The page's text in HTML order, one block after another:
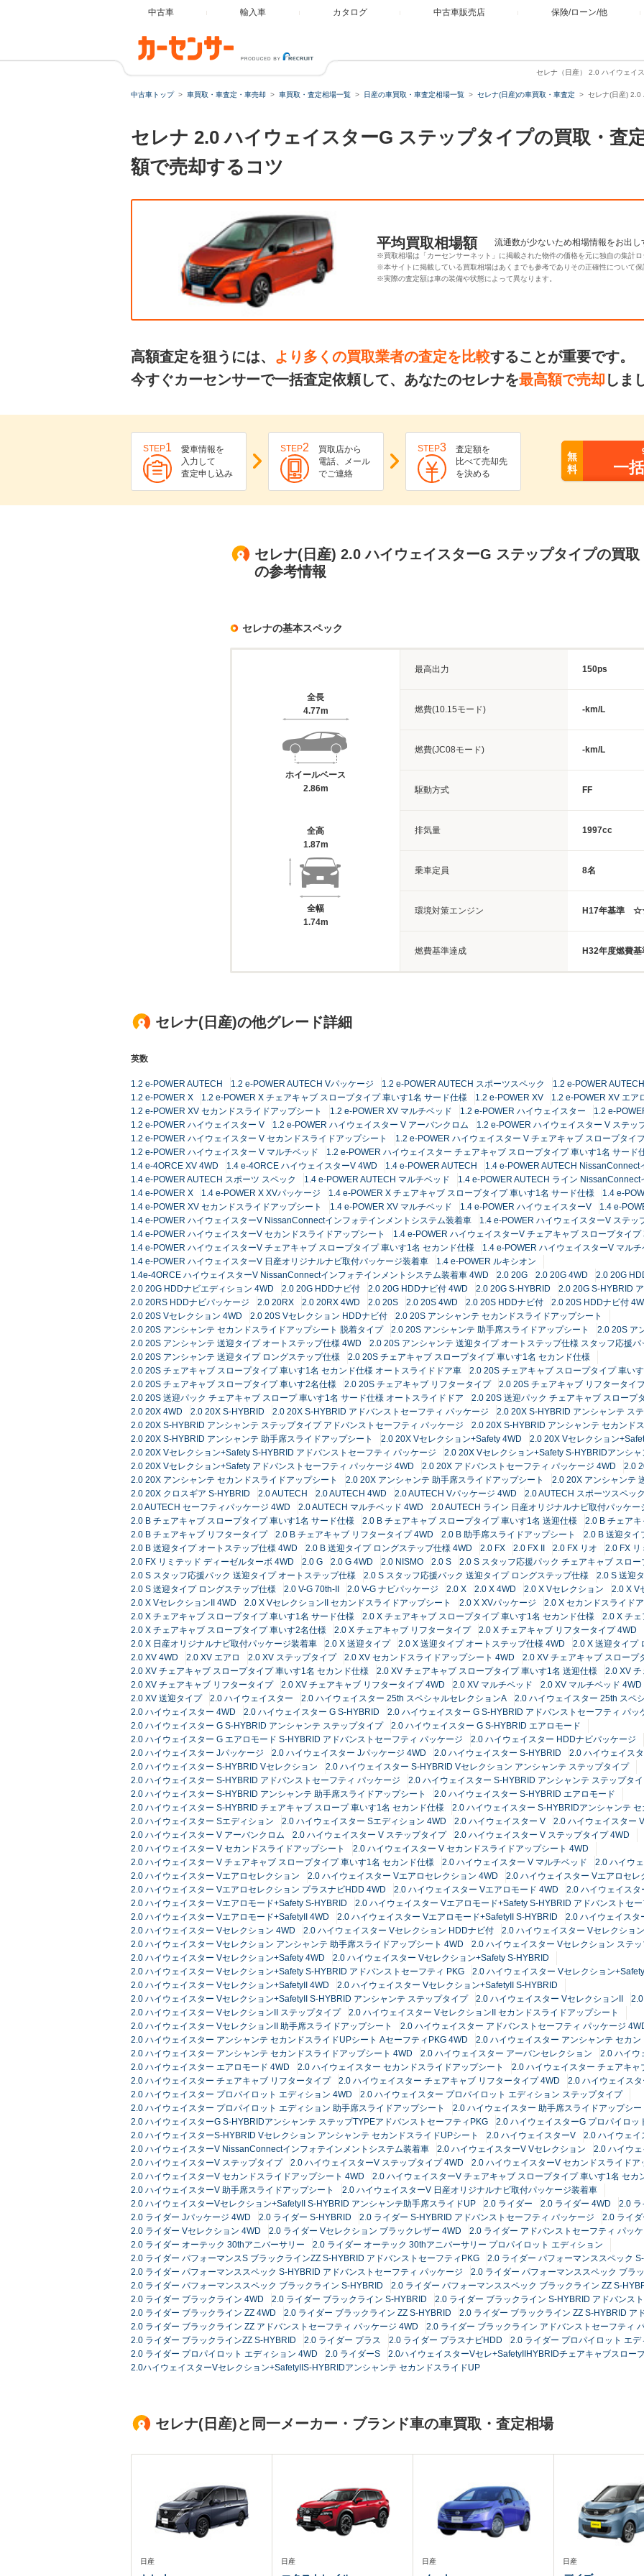
中古車 輸入車 カタログ 中古車販売店 保険/ローン/他
セレナ（日産） 2.0 ハイウェイ
中古車トップ 車買取・車査定・車売却 車買取・査定相場一覧 日産の車買取・車査定相場一覧 セレナ(日産)の車買取・車査定 セレナ(日産) 2.0
セレナ 2.0 ハイウェイスターG ステップタイプの買取・査
額で売却するコツ
平均買取相場額 流通数が少ないため相場情報をお出し
※買取相場は「カーセンサーネット」に掲載された物件の価格を元に独自の集計ロ
※本サイトに掲載している買取相場はあくまでも参考でありその正確性について保
※実際の査定額は車の装備や状態によって異なります。
高額査定を狙うには、 より多くの買取業者の査定を比較することが重要です。
今すぐカーセンサーで一括査定依頼して、あなたのセレナを最高額で売却 しま
STEP1
愛車情報を
入力して
査定申し込み
STEP2
買取店から
電話、メール
でご連絡
STEP3
査定額を
比べて売却先
を決める
無
料
一
セレナ(日産) 2.0 ハイウェイスターG ステップタイプの買取
の参考情報
セレナの基本スペック
全長
4.77m
ホイールベース
2.86m
全高
1.87m
全幅
1.74m
最高出力 150ps
燃費(10.15モード) -km/L
燃費(JC08モード) -km/L
駆動方式 FF
排気量 1997cc
乗車定員 8名
環境対策エンジン H17年基準
燃費基準達成 H32年度燃費
セレナ(日産)の他グレード詳細
英数
1.2 e-POWER AUTECH 1.2 e-POWER AUTECH Vパッケージ 1.2 e-POWER AUTECH スポーツスペック 1.2 e-POWER
1.2 e-POWER X
1.2 e-POWER X チェアキャブ スロープタイプ 車いす1名 サード仕様 1.2 e-POWER XV 1.2 e-POWER XV エア
1.2 e-POWER XV セカンドスライドアップシート
1.2 e-POWER XV マルチベッド 1.2 e-POWER ハイウェイスター
1.2 e-
1.2 e-POWER ハイウェイスター V
1.2 e-POWER ハイウェイスター V アーバンクロム
1.2 e-POWER ハイウェイスター V ステッ
1.2 e-POWER ハイウェイスター V セカンドスライドアップシート
1.2 e-POWER ハイウェイスター V チェアキャブ スロープタイ
1.2 e-POWER ハイウェイスター V マルチベッド
1.2 e-POWER ハイウェイスター チェアキャブ スロープタイプ 車いす1名 サード
1.4 e-4ORCE XV 4WD
1.4 e-4ORCE ハイウェイスターV 4WD 1.4 e-POWER AUTECH
1.4 e-POWER AUTECH
1.4 e-POWER AUTECH スポーツ スペック
1.4 e-POWER AUTECH マルチベッド
1.4 e-POWER AUTECH ライン
1.4 e-POWER X
1.4 e-POWER X XVパッケージ 1.4 e-POWER X チェアキャブ スロープタイプ 車いす1名 サード仕様 1.4 e-
1.4 e-POWER XV セカンドスライドアップシート
1.4 e-POWER XV マルチベッド 1.4 e-POWER ハイウェイスターV
1.4 e-
1.4 e-POWER ハイウェイスターV NissanConnectインフォテインメントシステム装着車
1.4 e-POWER ハイウェイスターV ステッ
1.4 e-POWER ハイウェイスターV セカンドスライドアップシート
1.4 e-POWER ハイウェイスターV チェアキャブ スロープタイ
1.4 e-POWER ハイウェイスターV チェアキャブ スロープタイプ 車いす1名 セカンド仕様
1.4 e-POWER ハイウェイスターV マルチ
1.4 e-POWER ハイウェイスターV 日産オリジナルナビ取付パッケージ装着車
1.4 e-POWER ルキシオン
1.4e-4ORCE ハイウェイスターV NissanConnectインフォテインメントシステム装着車 4WD
2.0 20G 2.0 20G 4WD
2.0 20G
2.0 20G HDDナビエディション 4WD
2.0 20G HDDナビ付 2.0 20G HDDナビ付 4WD 2.0 20G S-HYBRID 2.0 20G S-HYBRID
2.0 20RS HDDナビパッケージ
2.0 20RX 2.0 20RX 4WD 2.0 20S 2.0 20S 4WD 2.0 20S HDDナビ付 2.0 20S HDDナビ付
2.0 20S Vセレクション 4WD
2.0 20S Vセレクション HDDナビ付
2.0 20S アンシャンテ セカンドスライドアップシート
2.0 20S アンシャンテ セカンドスライドアップシート 脱着タイプ
2.0 20S アンシャンテ 助手席スライドアップシート
2.0 20S ア
2.0 20S アンシャンテ 送迎タイプ オートステップ仕様 4WD
2.0 20S アンシャンテ 送迎タイプ オートステップ仕様 スタッフ応援パ
2.0 20S アンシャンテ 送迎タイプ ロングステップ仕様
2.0 20S チェアキャブ スロープタイプ 車いす1名 セカンド仕様
2.0 20S チェアキャブ スロープタイプ 車いす1名 セカンド仕様 オートスライドドア車
2.0 20S チェアキャブ スロープタイプ 車い
2.0 20S チェアキャブ スロープタイプ 車いす2名仕様
2.0 20S チェアキャブ リフタータイプ 2.0 20S チェアキャブ リフタータイ
2.0 20S 送迎パック チェアキャブ スロープ 車いす1名 サード仕様 オートスライドドア
2.0 20S 送迎パック チェアキャブ スロープ
2.0 20X 4WD
2.0 20X S-HYBRID 2.0 20X S-HYBRID アドバンストセーフティ パッケージ
2.0 20X S-HYBRID アンシャンテ ス
2.0 20X S-HYBRID アンシャンテ ステップタイプ アドバンストセーフティ パッケージ
2.0 20X S-HYBRID アンシャンテ セカンド
2.0 20X S-HYBRID アンシャンテ 助手席スライドアップシート
2.0 20X Vセレクション+Safety 4WD
2.0 20X Vセレクション
2.0 20X Vセレクション+Safety S-HYBRID アドバンストセーフティ パッケージ
2.0 20X Vセレクション+Safety S-HYBRIDアンシ
2.0 20X Vセレクション+Safety アドバンストセーフティ パッケージ 4WD
2.0 20X アドバンストセーフティ パッケージ 4WD
2.0
2.0 20X アンシャンテ セカンドスライドアップシート
2.0 20X アンシャンテ 助手席スライドアップシート
2.0 20X アンシャンテ
2.0 20X クロスギア S-HYBRID
2.0 AUTECH 2.0 AUTECH 4WD 2.0 AUTECH Vパッケージ 4WD 2.0 AUTECH スポーツスペック
2.0 AUTECH セーフティパッケージ 4WD
2.0 AUTECH マルチベッド 4WD 2.0 AUTECH ライン 日産オリジナルナビ取付パッケー
2.0 B チェアキャブ スロープタイプ 車いす1名 サード仕様
2.0 B チェアキャブ スロープタイプ 車いす1名 送迎仕様
2.0 B チェア
2.0 B チェアキャブ リフタータイプ
2.0 B チェアキャブ リフタータイプ 4WD 2.0 B 助手席スライドアップシート
2.0 B 送迎タイ
2.0 B 送迎タイプ オートステップ仕様 4WD
2.0 B 送迎タイプ ロングステップ仕様 4WD 2.0 FX 2.0 FX II 2.0 FX リオ
2.0 FX リ
2.0 FX リミテッド ディーゼルターボ 4WD
2.0 G 2.0 G 4WD 2.0 NISMO 2.0 S
2.0 S スタッフ応援パック チェアキャブ スロ
2.0 S スタッフ応援パック 送迎タイプ オートステップ仕様
2.0 S スタッフ応援パック 送迎タイプ ロングステップ仕様
2.0 S 送迎
2.0 S 送迎タイプ ロングステップ仕様
2.0 V-G 70th-II 2.0 V-G ナビパッケージ 2.0 X 2.0 X 4WD 2.0 X Vセレクション 2.0 X V
2.0 X VセレクションII 4WD
2.0 X VセレクションII セカンドスライドアップシート 2.0 X XVパッケージ
2.0 X セカンドスライド
2.0 X チェアキャブ スロープタイプ 車いす1名 サード仕様
2.0 X チェアキャブ スロープタイプ 車いす1名 セカンド仕様
2.0 X チ
2.0 X チェアキャブ スロープタイプ 車いす2名仕様
2.0 X チェアキャブ リフタータイプ 2.0 X チェアキャブ リフタータイプ 4WD
2.0 X 日産オリジナルナビ取付パッケージ装着車
2.0 X 送迎タイプ 2.0 X 送迎タイプ オートステップ仕様 4WD 2.0 X 送迎タイプ
2.0 XV 4WD
2.0 XV エアロ 2.0 XV ステップタイプ 2.0 XV セカンドスライドアップシート 4WD
2.0 XV チェアキャブ スロープ
2.0 XV チェアキャブ スロープタイプ 車いす1名 セカンド仕様
2.0 XV チェアキャブ スロープタイプ 車いす1名 送迎仕様
2.0 XV
2.0 XV チェアキャブ リフタータイプ
2.0 XV チェアキャブ リフタータイプ 4WD 2.0 XV マルチベッド 2.0 XV マルチベッド 4WD
2.0 XV 送迎タイプ
2.0 ハイウェイスター 2.0 ハイウェイスター 25th スペシャルセレクションA
2.0 ハイウェイスター 25th スペ
2.0 ハイウェイスター 4WD
2.0 ハイウェイスター G S-HYBRID
2.0 ハイウェイスター G S-HYBRID アドバンストセーフティ パッ
2.0 ハイウェイスター G S-HYBRID アンシャンテ ステップタイプ
2.0 ハイウェイスター G S-HYBRID エアロモード
2.0 ハイウェイスター G エアロモード S-HYBRID アドバンストセーフティ パッケージ
2.0 ハイウェイスター HDDナビパッケージ
2.0 ハイウェイスター Jパッケージ
2.0 ハイウェイスター Jパッケージ 4WD 2.0 ハイウェイスター S-HYBRID
2.0 ハイウェイス
2.0 ハイウェイスター S-HYBRID Vセレクション
2.0 ハイウェイスター S-HYBRID Vセレクション アンシャンテ ステップタイプ
2.0 ハイウェイスター S-HYBRID アドバンストセーフティ パッケージ
2.0 ハイウェイスター S-HYBRID アンシャンテ ステップタ
2.0 ハイウェイスター S-HYBRID アンシャンテ 助手席スライドアップシート
2.0 ハイウェイスター S-HYBRID エアロモード
2.0 ハイウェイスター S-HYBRID チェアキャブ スロープ 車いす1名 セカンド仕様
2.0 ハイウェイスター S-HYBRIDアンシャンテ
2.0 ハイウェイスター Sエディション
2.0 ハイウェイスター Sエディション 4WD 2.0 ハイウェイスター V
2.0 ハイウェイスター
2.0 ハイウェイスター V アーバンクロム
2.0 ハイウェイスター V ステップタイプ
2.0 ハイウェイスター V ステップタイプ 4WD
2.0 ハイウェイスター V セカンドスライドアップシート
2.0 ハイウェイスター V セカンドスライドアップシート 4WD
2.0 ハイウェイスター V チェアキャブ スロープタイプ 車いす1名 セカンド仕様
2.0 ハイウェイスター V マルチベッド
2.0 ハイウ
2.0 ハイウェイスター Vエアロセレクション
2.0 ハイウェイスター Vエアロセレクション 4WD
2.0 ハイウェイスター Vエアロセ
2.0 ハイウェイスター Vエアロセレクション プラスナビHDD 4WD
2.0 ハイウェイスター Vエアロモード 4WD
2.0 ハイウェイスタ
2.0 ハイウェイスター Vエアロモード+Safety S-HYBRID
2.0 ハイウェイスター Vエアロモード+Safety S-HYBRID アドバンストセ
2.0 ハイウェイスター Vエアロモード+SafetyII 4WD
2.0 ハイウェイスター Vエアロモード+SafetyII S-HYBRID
2.0 ハイウェイスタ
2.0 ハイウェイスター Vセレクション 4WD
2.0 ハイウェイスター Vセレクション HDDナビ付
2.0 ハイウェイスター Vセレクショ
2.0 ハイウェイスター Vセレクション アンシャンテ 助手席スライドアップシート 4WD
2.0 ハイウェイスター Vセレクション ステ
2.0 ハイウェイスター Vセレクション+Safety 4WD
2.0 ハイウェイスター Vセレクション+Safety S-HYBRID
2.0 ハイウェイスター Vセレクション+Safety S-HYBRID アドバンストセーフティ PKG
2.0 ハイウェイスター Vセレクション
2.0 ハイウェイスター Vセレクション+SafetyII 4WD
2.0 ハイウェイスター Vセレクション+SafetyII S-HYBRID
2.0 ハイウェイスター Vセレクション+SafetyII S-HYBRID アンシャンテ ステップタイプ
2.0 ハイウェイスター VセレクションII
2.0 ハイウェイスター VセレクションII ステップタイプ
2.0 ハイウェイスター VセレクションII セカンドスライドアップシート
2.0 ハイウェイスター VセレクションII 助手席スライドアップシート
2.0 ハイウェイスター アドバンストセーフティ パッケージ
2.0 ハイウェイスター アンシャンテ セカンドスライドUPシート AセーフティPKG 4WD
2.0 ハイウェイスター アンシャンテ セカン
2.0 ハイウェイスター アンシャンテ セカンドスライドアップシート 4WD
2.0 ハイウェイスター アーバンセレクション
2.0 ハイウ
2.0 ハイウェイスター エアロモード 4WD
2.0 ハイウェイスター セカンドスライドアップシート
2.0 ハイウェイスター チェアキ
2.0 ハイウェイスター チェアキャブ リフタータイプ
2.0 ハイウェイスター チェアキャブ リフタータイプ 4WD
2.0 ハイウェイス
2.0 ハイウェイスター プロパイロット エディション 4WD
2.0 ハイウェイスター プロパイロット エディション ステップタイプ
2.0 ハイウェイスター プロパイロット エディション 助手席スライドアップシート
2.0 ハイウェイスター 助手席スライドアップシー
2.0 ハイウェイスターG S-HYBRIDアンシャンテ ステップTYPEアドバンストセーフティPKG
2.0 ハイウェイスターG プロパイロッ
2.0 ハイウェイスターS-HYBRID Vセレクション アンシャンテ セカンドスライドUPシート
2.0 ハイウェイスターV
2.0 ハイウェイ
2.0 ハイウェイスターV NissanConnectインフォテインメントシステム装着車
2.0 ハイウェイスターV Vセレクション
2.0 ハイウ
2.0 ハイウェイスターV ステップタイプ
2.0 ハイウェイスターV ステップタイプ 4WD
2.0 ハイウェイスターV セカンドスライドア
2.0 ハイウェイスターV セカンドスライドアップシート 4WD
2.0 ハイウェイスターV チェアキャブ スロープタイプ 車いす1名 セカ
2.0 ハイウェイスターV 助手席スライドアップシート
2.0 ハイウェイスターV 日産オリジナルナビ取付パッケージ装着車
2.0 ハイウェイスターVセレクション+SafetyII S-HYBRID アンシャンテ助手席スライドUP
2.0 ライダー 2.0 ライダー 4WD 2.0 ラ
2.0 ライダー Jパッケージ 4WD
2.0 ライダー S-HYBRID 2.0 ライダー S-HYBRID アドバンストセーフティ パッケージ 2.0 ライ
2.0 ライダー Vセレクション 4WD
2.0 ライダー Vセレクション ブラックレザー 4WD
2.0 ライダー アドバンストセーフティ パッ
2.0 ライダー オーテック 30thアニバーサリー
2.0 ライダー オーテック 30thアニバーサリー プロパイロット エディション
2.0 ライダー パフォーマンスS ブラックラインZZ S-HYBRID アドバンストセーフティPKG
2.0 ライダー パフォーマンススペック
2.0 ライダー パフォーマンススペック S-HYBRID アドバンストセーフティ パッケージ
2.0 ライダー パフォーマンススペック ブラ
2.0 ライダー パフォーマンススペック ブラックライン S-HYBRID
2.0 ライダー パフォーマンススペック ブラックライン ZZ S-
2.0 ライダー ブラックライン 4WD
2.0 ライダー ブラックライン S-HYBRID
2.0 ライダー ブラックライン S-HYBRID アドバンス
2.0 ライダー ブラックライン ZZ 4WD
2.0 ライダー ブラックライン ZZ S-HYBRID
2.0 ライダー ブラックライン ZZ S-HYBRID ア
2.0 ライダー ブラックライン ZZ アドバンストセーフティ パッケージ 4WD
2.0 ライダー ブラックライン アドバンストセーフティ
2.0 ライダー ブラックラインZZ S-HYBRID
2.0 ライダー プラス 2.0 ライダー プラスナビHDD
2.0 ライダー プロパイロット エデ
2.0 ライダー プロパイロット エディション 4WD
2.0 ライダーS
2.0ハイウェイスターVセレ+SafetyIIHYBRIDチェアキャブスロー
2.0ハイウェイスターVセレクション+SafetyIIS-HYBRIDアンシャンテ セカンドスライドUP
セレナ(日産)と同一メーカー・ブランド車の車買取・査定相場
日産 日産 日産 日産